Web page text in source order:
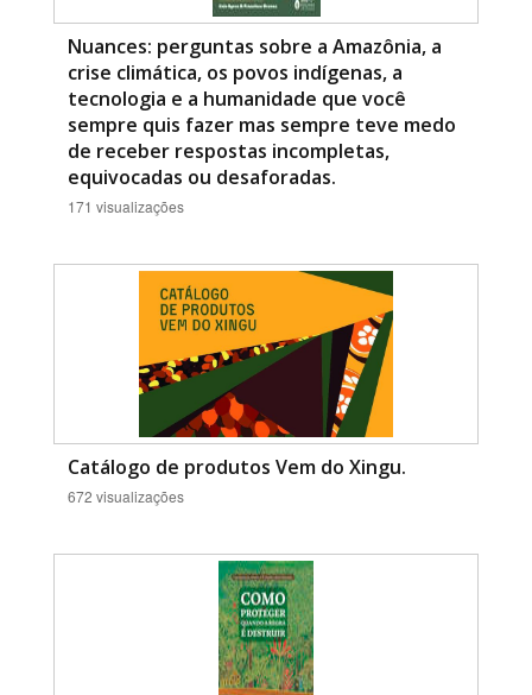
Nuances: perguntas sobre a Amazônia, a
crise climática, os povos indígenas, a
tecnologia e a humanidade que você
sempre quis fazer mas sempre teve medo
de receber respostas incompletas,
equivocadas ou desaforadas.
171 visualizações
Catálogo de produtos Vem do Xingu.
672 visualizações